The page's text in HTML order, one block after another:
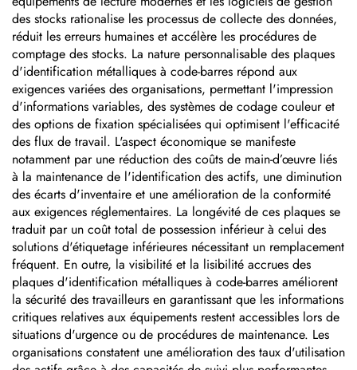
des stocks rationalise les processus de collecte des données,
réduit les erreurs humaines et accélère les procédures de
comptage des stocks. La nature personnalisable des plaques
d'identification métalliques à code-barres répond aux
exigences variées des organisations, permettant l'impression
d'informations variables, des systèmes de codage couleur et
des options de fixation spécialisées qui optimisent l'efficacité
des flux de travail. L'aspect économique se manifeste
notamment par une réduction des coûts de main-d’œuvre liés
à la maintenance de l'identification des actifs, une diminution
des écarts d'inventaire et une amélioration de la conformité
aux exigences réglementaires. La longévité de ces plaques se
traduit par un coût total de possession inférieur à celui des
solutions d'étiquetage inférieures nécessitant un remplacement
fréquent. En outre, la visibilité et la lisibilité accrues des
plaques d'identification métalliques à code-barres améliorent
la sécurité des travailleurs en garantissant que les informations
critiques relatives aux équipements restent accessibles lors de
situations d'urgence ou de procédures de maintenance. Les
organisations constatent une amélioration des taux d'utilisation